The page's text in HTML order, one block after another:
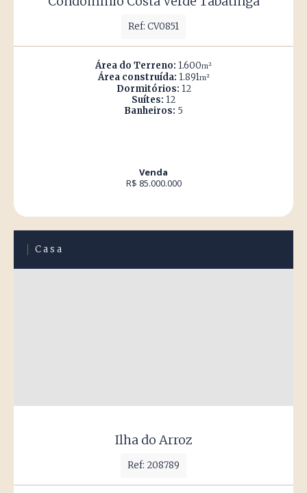
Ref: CV0851
Área do Terreno: 1.600m²
Área construída: 1.891m²
Dormitórios: 12
Suítes: 12
Banheiros: 5
Venda
R$ 85.000.000
Casa
Ilha do Arroz
Ref: 208789